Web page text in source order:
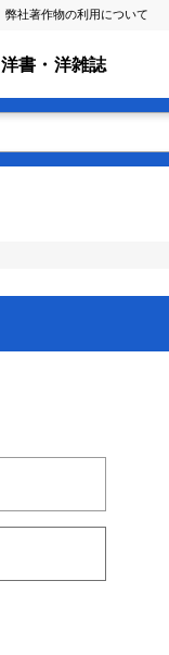
弊社著作物の利用について
洋書・洋雑誌